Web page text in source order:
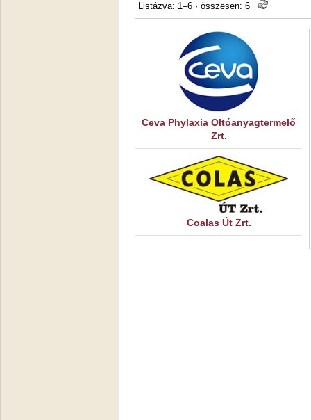
Listázva: 1–6 · összesen: 6
Ceva Phylaxia Oltóanyagtermelő
Zrt.
Coalas Út Zrt.